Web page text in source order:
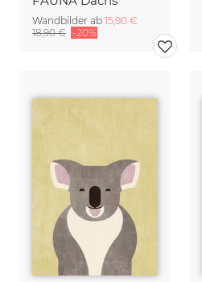
Wandbilder ab 15,90 €
18,90 € -20%